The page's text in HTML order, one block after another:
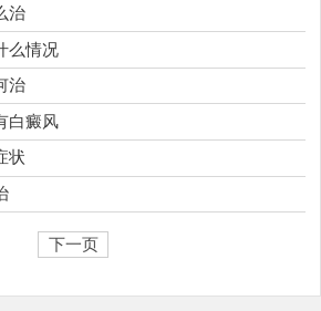
治
么情况
治
白癜风
状
下一页